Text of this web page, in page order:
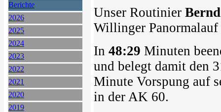
Berichte
2026
2025
2024
2023
2022
2021
2020
2019
Unser Routinier
Willinger Panormalauf
In 48:29 Minuten
und belegt damit den
Minute Vorspung auf
in der AK 60.